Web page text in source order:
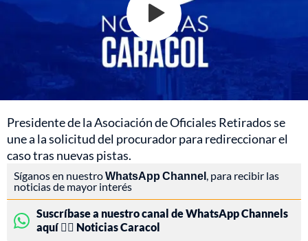
Presidente de la Asociación de Oficiales Retirados se
une a la solicitud del procurador para redireccionar el
caso tras nuevas pistas.
Síganos en nuestroWhatsApp Channel , para recibir las
noticias de mayor interés
Suscríbase a nuestro canal de WhatsApp Channels
aquí 👉🏻 Noticias Caracol